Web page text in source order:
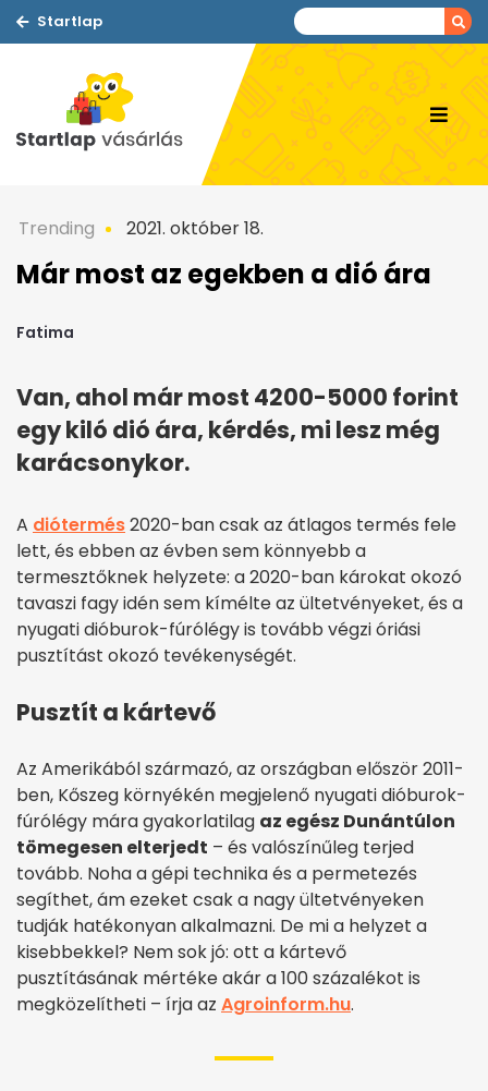
Startlap
Trending 2021. október 18.
Már most az egekben a dió ára
Fatima
Van, ahol már most 4200-5000 forint
egy kiló dió ára, kérdés, mi lesz még
karácsonykor.
A diótermés2020-ban csak az átlagos termés fele
lett, és ebben az évben sem könnyebb a
termesztőknek helyzete: a 2020-ban károkat okozó
tavaszi fagy idén sem kímélte az ültetvényeket, és a
nyugati dióburok-fúrólégy is tovább végzi óriási
pusztítást okozó tevékenységét.
Pusztít a kártevő
Az Amerikából származó, az országban először 2011-
ben, Kőszeg környékén megjelenő nyugati dióburok-
fúrólégy mára gyakorlatilag az egész Dunántúlon
tömegesen elterjedt – és valószínűleg terjed
tovább. Noha a gépi technika és a permetezés
segíthet, ám ezeket csak a nagy ültetvényeken
tudják hatékonyan alkalmazni. De mi a helyzet a
kisebbekkel? Nem sok jó: ott a kártevő
pusztításának mértéke akár a 100 százalékot is
megközelítheti – írja az Agroinform.hu.